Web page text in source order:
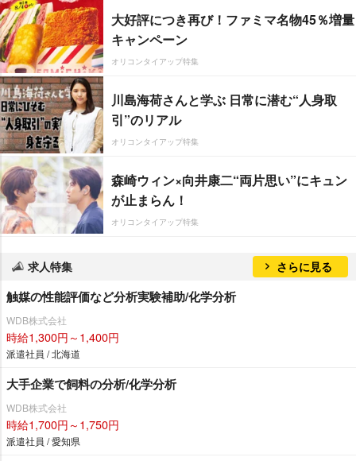
日本での興行に大きな期待を寄せ
た。
大好評につき再び！ファミマ名物45％増量
キャンペーン
オリコンタイアップ特集
川島海荷さんと学ぶ 日常に潜む“人身取
引”のリアル
オリコンタイアップ特集
森崎ウィン×向井康二“両片思い”にキュン
が止まらん！
オリコンタイアップ特集
求人特集 さらに見る
触媒の性能評価など分析実験補助/化学分析
WDB株式会社
時給1,300円～1,400円
派遣社員 / 北海道
大手企業で飼料の分析/化学分析
WDB株式会社
時給1,700円～1,750円
派遣社員 / 愛知県